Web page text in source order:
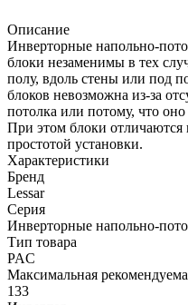
Описание
Инверторные напольно-
блоки незаменимы в тех
полу, вдоль стены или под
блоков невозможна из-за
потолка или потому, что
При этом блоки
простотой установки.
Характеристики
Бренд
Lessar
Серия
Инверторные напольно-
Тип товара
PAC
Максимальная
133